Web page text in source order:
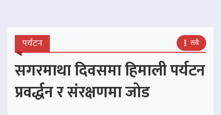
पर्यटन सबै
सगरमाथा दिवसमा हिमाली पर्यटन
प्रवर्द्धन र संरक्षणमा जोड